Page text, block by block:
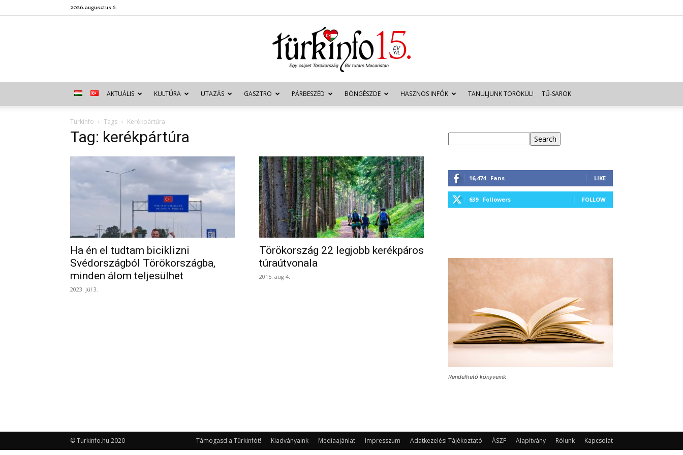
2026. augusztus 6.
Türkinfo
AKTUÁLIS KULTÚRA UTAZÁS GASZTRO PÁRBESZÉD BÖNGÉSZDE HASZNOS INFÓK TANULJUNK TÖRÖKÜL! TŰ-SAROK
Türkinfo Tags Kerékpártúra
Tag: kerékpártúra
Ha én el tudtam biciklizni
Svédországból Törökországba,
minden álom teljesülhet
2023. júl 3.
Törökország 22 legjobb kerékpáros
túraútvonala
2015. aug 4.
Search
16,474 Fans LIKE
639 Followers FOLLOW
Rendelhető könyveink
Támogasd a Türkinfót! Kiadványaink Médiaajánlat Impresszum Adatkezelési Tájékoztató ÁSZF Alapítvány Rólunk Kapcsolat
© Turkinfo.hu 2020